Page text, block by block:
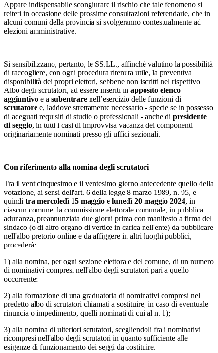
Appare indispensabile scongiurare il rischio che tale fenomeno si
reiteri in occasione delle prossime consultazioni referendarie, che in
alcuni comuni della provincia si svolgeranno contestualmente ad
elezioni amministrative.
Si sensibilizzano, pertanto, le SS.LL., affinché valutino la possibilità
di raccogliere, con ogni procedura ritenuta utile, la preventiva
disponibilità dei propri elettori, sebbene non iscritti nel rispettivo
Albo degli scrutatori, ad essere inseriti in apposito elenco
aggiuntivo e a subentrare nell’esercizio delle funzioni di
scrutatore e, laddove strettamente necessario - specie se in possesso
di adeguati requisiti di studio o professionali - anche di presidente
di seggio, in tutti i casi di improvvisa vacanza dei componenti
originariamente nominati presso gli uffici sezionali.
Con riferimento alla nomina degli scrutatori
Tra il venticinquesimo e il ventesimo giorno antecedente quello della
votazione, ai sensi dell'art. 6 della legge 8 marzo 1989, n. 95, e
quindi tra mercoledì 15 maggio e lunedì 20 maggio 2024, in
ciascun comune, la commissione elettorale comunale, in pubblica
adunanza, preannunziata due giorni prima con manifesto a firma del
sindaco (o di altro organo di vertice in carica nell'ente) da pubblicare
nell'albo pretorio online e da affiggere in altri luoghi pubblici,
procederà:
1) alla nomina, per ogni sezione elettorale del comune, di un numero
di nominativi compresi nell'albo degli scrutatori pari a quello
occorrente;
2) alla formazione di una graduatoria di nominativi compresi nel
predetto albo di scrutatori chiamati a sostituire, in caso di eventuale
rinuncia o impedimento, quelli nominati di cui al n. 1);
3) alla nomina di ulteriori scrutatori, scegliendoli fra i nominativi
ricompresi nell'albo degli scrutatori in quanto sufficiente alle
esigenze di funzionamento dei seggi da costituire.